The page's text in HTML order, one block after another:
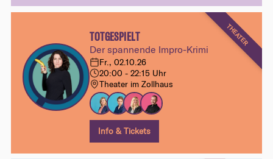
THEATER
TOTGESPIELT
Der spannende Impro-Krimi
Fr., 02.10.26
20:00 - 22:15 Uhr
Theater im Zollhaus
Info & Tickets